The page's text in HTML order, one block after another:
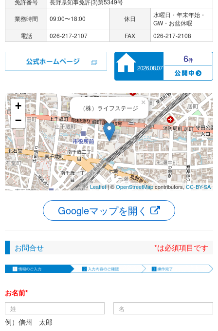
免許番号
長野県知事免許(3)第5349号
業務時間
09:00〜18:00 休日
水曜日・年末年始・
GW・お盆休暇
電話
026-217-2107 FAX 026-217-2108
2026.08.07
6件
（株）ライフステージ
×
+
−
Leaflet| ©OpenStreetMapcontributors, CC-BY-SA
Googleマップを開く
お問合せ *は必須項目です
お名前*
例）信州 太郎